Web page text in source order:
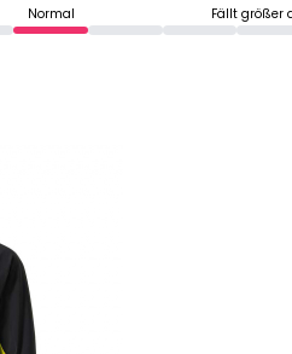
Normal Fällt größer